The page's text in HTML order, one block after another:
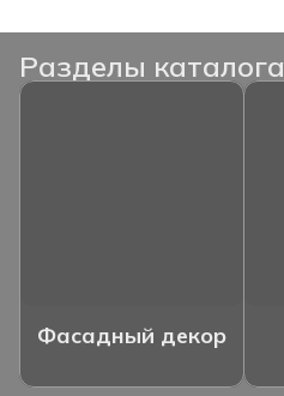
Разделы каталога
Фасадный декор